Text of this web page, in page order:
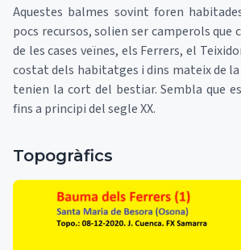
Aquestes balmes sovint foren
pocs recursos, solien ser camperols que
de les cases veïnes, els Ferrers, el
costat dels habitatges i dins mateix de
tenien la cort del bestiar. Sembla que
fins a principi del segle XX.
Topogràfics